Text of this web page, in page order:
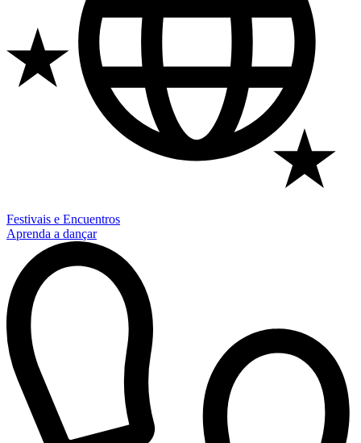
Festivais e Encuentros
Aprenda a dançar